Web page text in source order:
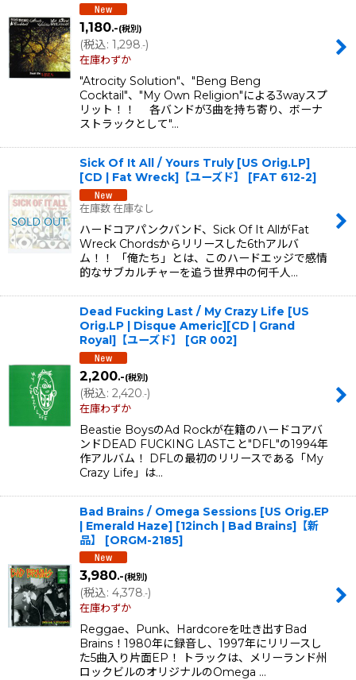
1,180.-(税別)
(税込: 1,298.-)
在庫わずか
"Atrocity Solution"、"Beng Beng
Cocktail"、"My Own Religion"による3wayスプ
リット！！ 各バンドが3曲を持ち寄り、ボーナ
ストラックとして"…
Sick Of It All / Yours Truly [US Orig.LP]
[CD | Fat Wreck]【ユーズド】
[FAT 612-2]
在庫数 在庫なし
ハードコアパンクバンド、Sick Of It AllがFat
Wreck Chordsからリリースした6thアルバ
ム！！ 「俺たち」とは、このハードエッジで感情
的なサブカルチャーを追う世界中の何千人…
Dead Fucking Last / My Crazy Life [US
Orig.LP | Disque Americ][CD | Grand
Royal]【ユーズド】
[GR 002]
2,200.-(税別)
(税込: 2,420.-)
在庫わずか
Beastie BoysのAd Rockが在籍のハードコアバ
ンドDEAD FUCKING LASTこと"DFL"の1994年
作アルバム！ DFLの最初のリリースである「My
Crazy Life」は…
Bad Brains / Omega Sessions [US Orig.EP
| Emerald Haze] [12inch | Bad Brains]【新
品】
[ORGM-2185]
3,980.-(税別)
(税込: 4,378.-)
在庫わずか
Reggae、Punk、Hardcoreを吐き出すBad
Brains！1980年に録音し、1997年にリリースし
た5曲入り片面EP！ トラックは、メリーランド州
ロックビルのオリジナルのOmega …